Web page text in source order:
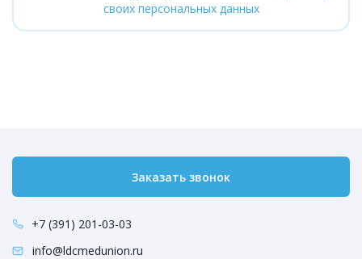
своих персональных данных
Заказать звонок
+7 (391) 201-03-03
info@ldcmedunion.ru